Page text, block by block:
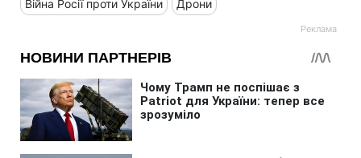
Війна Росії проти України Дрони